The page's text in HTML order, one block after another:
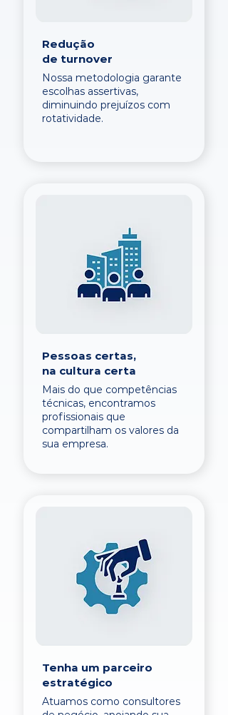
Redução
de turnover
Nossa metodologia garante
escolhas assertivas,
diminuindo prejuízos com
rotatividade.
Pessoas certas,
na cultura certa
Mais do que competências
técnicas, encontramos
profissionais que
compartilham os valores da
sua empresa.
Tenha um parceiro
estratégico
Atuamos como consultores